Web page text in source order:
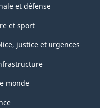
et défense
et sport
justice et urgences
monde